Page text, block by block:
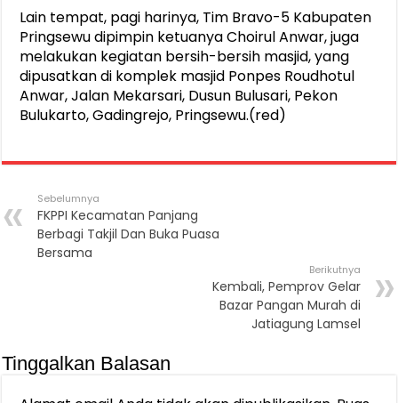
Lain tempat, pagi harinya, Tim Bravo-5 Kabupaten
Pringsewu dipimpin ketuanya Choirul Anwar, juga
melakukan kegiatan bersih-bersih masjid, yang
dipusatkan di komplek masjid Ponpes Roudhotul
Anwar, Jalan Mekarsari, Dusun Bulusari, Pekon
Bulukarto, Gadingrejo, Pringsewu.(red)
Sebelumnya
FKPPI Kecamatan Panjang
Berbagi Takjil Dan Buka Puasa
Bersama
Berikutnya
Kembali, Pemprov Gelar
Bazar Pangan Murah di
Jatiagung Lamsel
Tinggalkan Balasan